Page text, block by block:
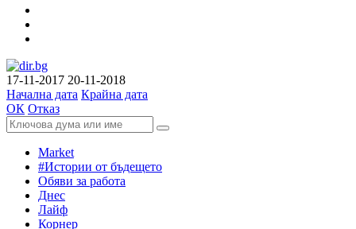
17-11-2017 20-11-2018
Начална дата Крайна дата
ОК Отказ
Market
#Истории от бъдещето
Обяви за работа
Днес
Лайф
Корнер